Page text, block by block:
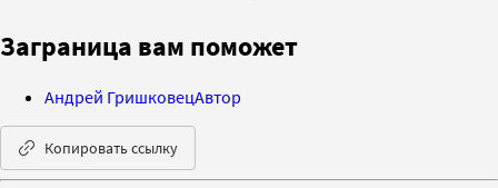
Заграница вам поможет
Андрей ГришковецАвтор
Копировать ссылку